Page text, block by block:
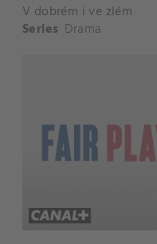
V dobrém i ve zlém
Series Drama